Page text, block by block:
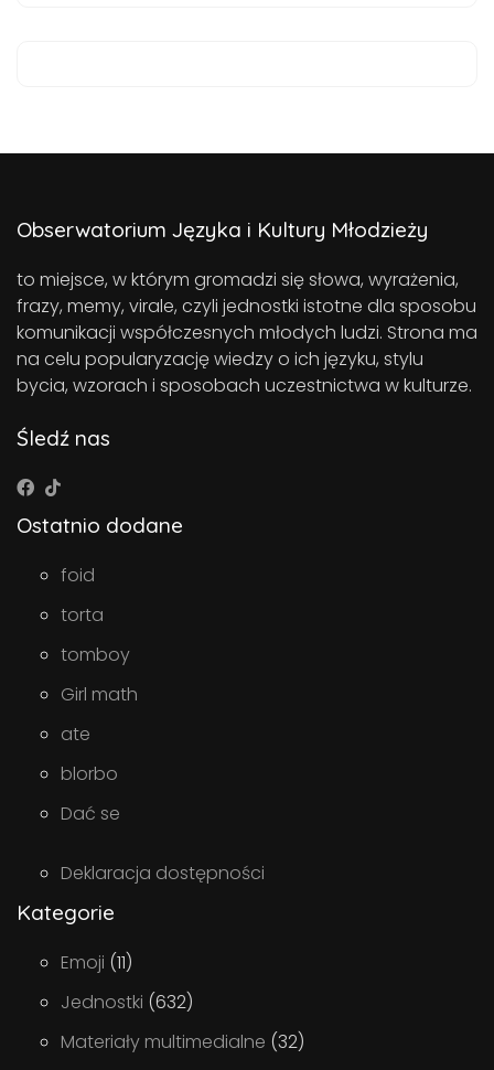
Obserwatorium Języka i Kultury Młodzieży
to miejsce, w którym gromadzi się słowa, wyrażenia,
frazy, memy, virale, czyli jednostki istotne dla sposobu
komunikacji współczesnych młodych ludzi. Strona ma
na celu popularyzację wiedzy o ich języku, stylu
bycia, wzorach i sposobach uczestnictwa w kulturze.
Śledź nas
Ostatnio dodane
foid
torta
tomboy
Girl math
ate
blorbo
Dać se
Deklaracja dostępności
Kategorie
Emoji (11)
Jednostki (632)
Materiały multimedialne (32)